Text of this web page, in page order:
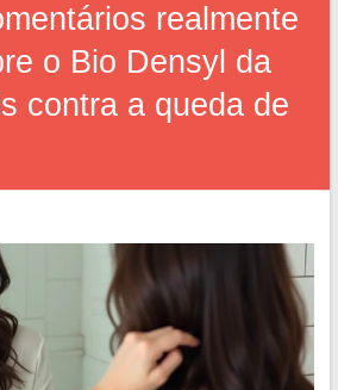
realmente
o Bio Densyl da
contra a queda de